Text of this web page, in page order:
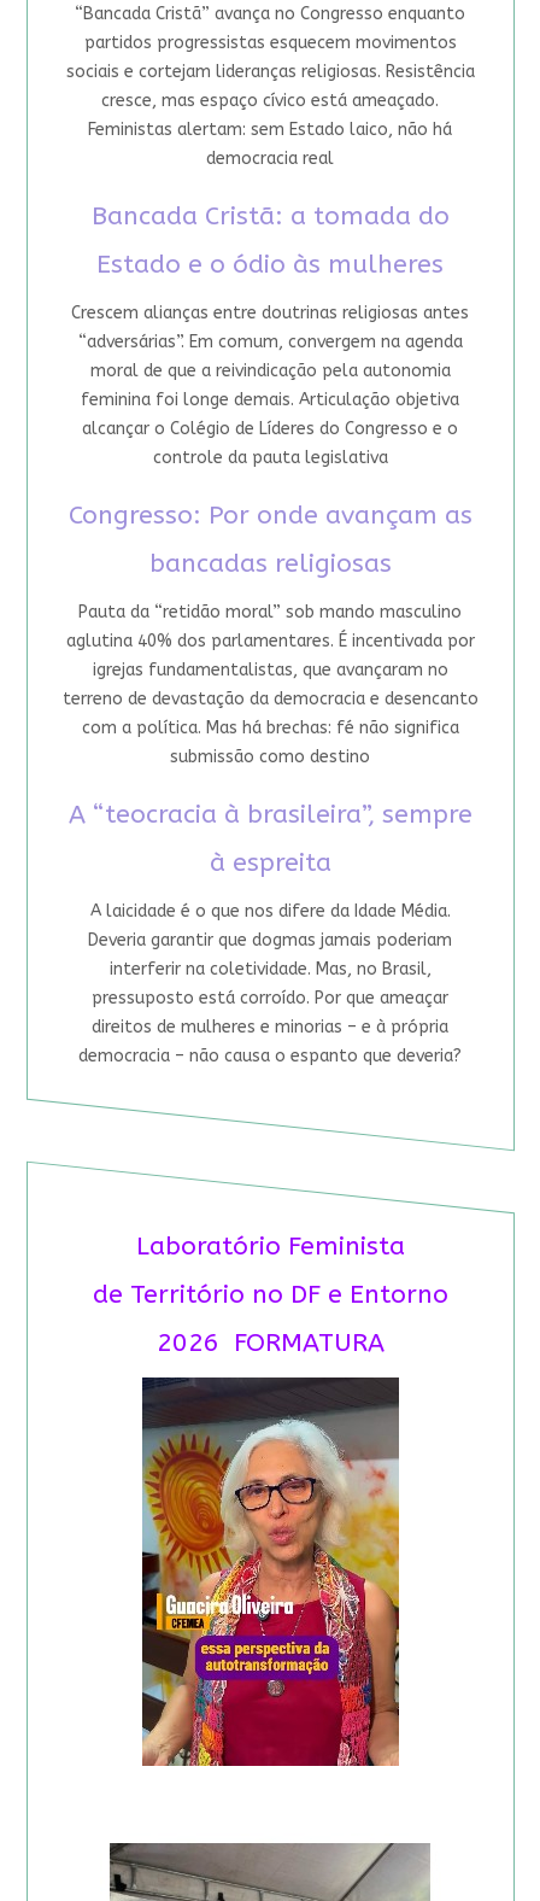
“Bancada Cristã” avança no Congresso enquanto
partidos progressistas esquecem movimentos
sociais e cortejam lideranças religiosas. Resistência
cresce, mas espaço cívico está ameaçado.
Feministas alertam: sem Estado laico, não há
democracia real
Bancada Cristã: a tomada do
Estado e o ódio às mulheres
Crescem alianças entre doutrinas religiosas antes
“adversárias”. Em comum, convergem na agenda
moral de que a reivindicação pela autonomia
feminina foi longe demais. Articulação objetiva
alcançar o Colégio de Líderes do Congresso e o
controle da pauta legislativa
Congresso: Por onde avançam as
bancadas religiosas
Pauta da “retidão moral” sob mando masculino
aglutina 40% dos parlamentares. É incentivada por
igrejas fundamentalistas, que avançaram no
terreno de devastação da democracia e desencanto
com a política. Mas há brechas: fé não significa
submissão como destino
A “teocracia à brasileira”, sempre
à espreita
A laicidade é o que nos difere da Idade Média.
Deveria garantir que dogmas jamais poderiam
interferir na coletividade. Mas, no Brasil,
pressuposto está corroído. Por que ameaçar
direitos de mulheres e minorias – e à própria
democracia – não causa o espanto que deveria?
Laboratório Feminista
de Território no DF e Entorno
2026 FORMATURA